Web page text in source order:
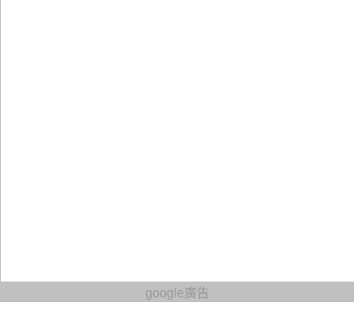
google廣告